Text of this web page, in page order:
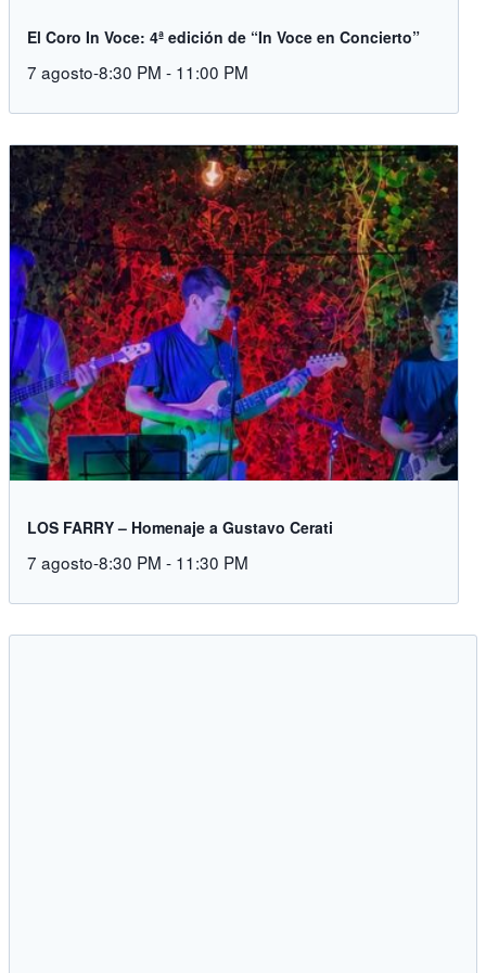
El Coro In Voce: 4ª edición de “In Voce en Concierto”
7 agosto-8:30 PM - 11:00 PM
LOS FARRY – Homenaje a Gustavo Cerati
7 agosto-8:30 PM - 11:30 PM